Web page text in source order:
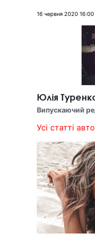
16 червня 2020 16:00
Юлія
Випускаючий
Усі статті